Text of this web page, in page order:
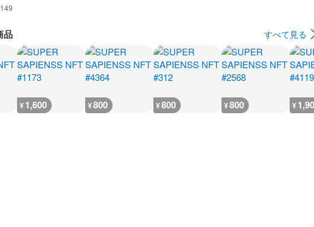
149
品 すべて見る
¥1,600 ¥800 ¥800 ¥800 ¥